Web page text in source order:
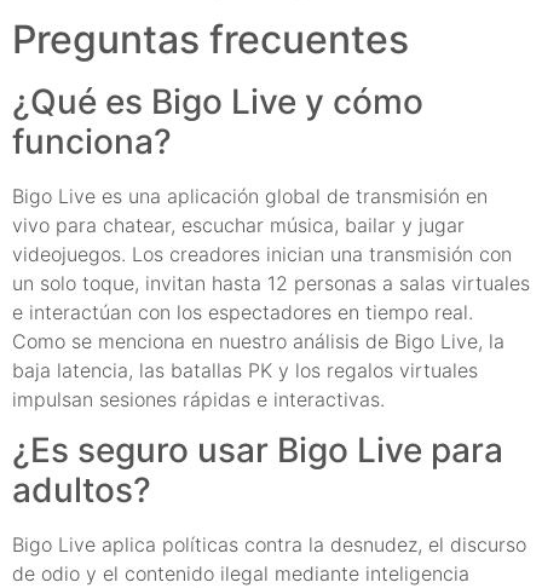
Preguntas frecuentes
¿Qué es Bigo Live y cómo
funciona?
Bigo Live es una aplicación global de transmisión en
vivo para chatear, escuchar música, bailar y jugar
videojuegos. Los creadores inician una transmisión con
un solo toque, invitan hasta 12 personas a salas virtuales
e interactúan con los espectadores en tiempo real.
Como se menciona en nuestro análisis de Bigo Live, la
baja latencia, las batallas PK y los regalos virtuales
impulsan sesiones rápidas e interactivas.
¿Es seguro usar Bigo Live para
adultos?
Bigo Live aplica políticas contra la desnudez, el discurso
de odio y el contenido ilegal mediante inteligencia